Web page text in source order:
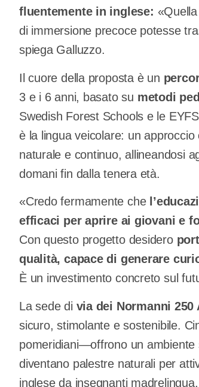
fluentemente in inglese:
di immersione precoce potesse
spiega Galluzzo.
Il cuore della proposta è un
3 e i 6 anni, basato su metodi
Swedish Forest Schools e le
è la lingua veicolare: un
naturale e continuo, allineandosi
domani fin dalla tenera età.
«Credo fermamente che
efficaci per aprire ai giovani e
Con questo progetto desidero
qualità, capace di generare
È un investimento concreto sul
La sede di via dei Normanni 250
sicuro, stimolante e sostenibile.
pomeridiani—offrono un ambiente
diventano palestre naturali per
inglese da insegnanti